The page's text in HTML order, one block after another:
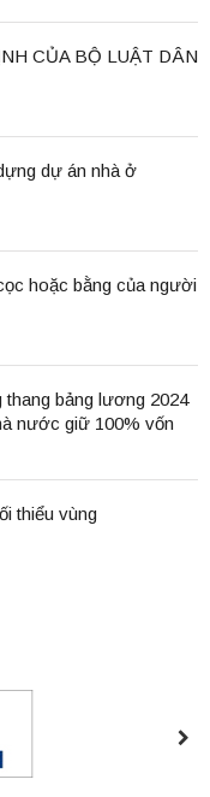
CỦA BỘ LUẬT DÂN
dự án nhà ở
hoặc bằng của người
bảng lương 2024
nước giữ 100% vốn
thiểu vùng